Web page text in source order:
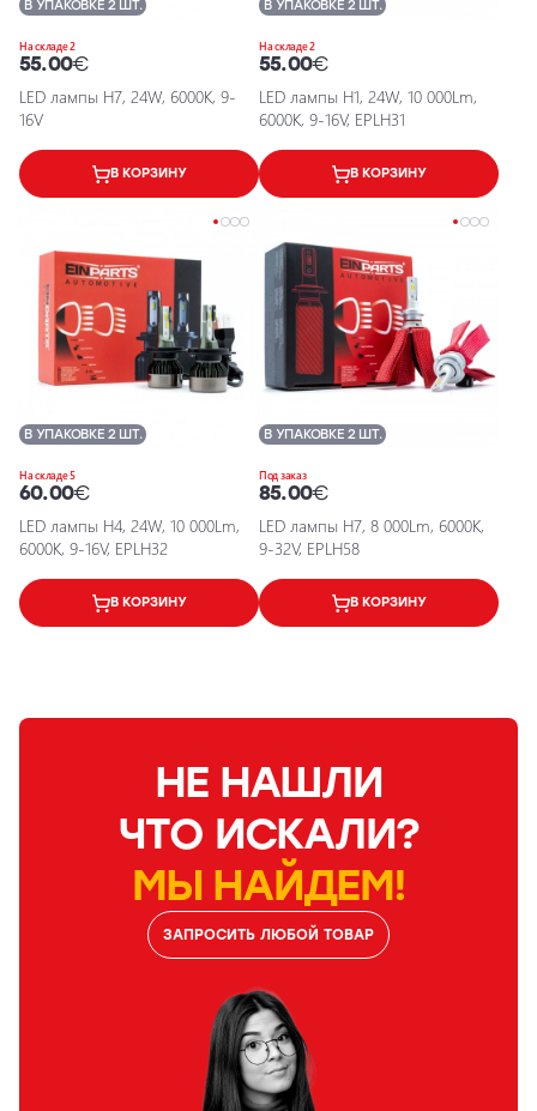
На складе 2
В УПАКОВКЕ 2 ШТ.
55.00€
LED лампы H7, 24W, 6000K, 9-
16V
В КОРЗИНУ
На складе 2
В УПАКОВКЕ 2 ШТ.
55.00€
LED лампы H1, 24W, 10 000Lm,
6000K, 9-16V, EPLH31
В КОРЗИНУ
На складе 5
В УПАКОВКЕ 2 ШТ.
60.00€
LED лампы H4, 24W, 10 000Lm,
6000K, 9-16V, EPLH32
В КОРЗИНУ
Под заказ
В УПАКОВКЕ 2 ШТ.
85.00€
LED лампы H7, 8 000Lm, 6000K,
9-32V, EPLH58
В КОРЗИНУ
НЕ НАШЛИ
ЧТО ИСКАЛИ?
МЫ НАЙДЕМ!
ЗАПРОСИТЬ ЛЮБОЙ ТОВАР